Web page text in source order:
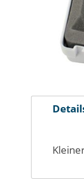
Anfang
springen